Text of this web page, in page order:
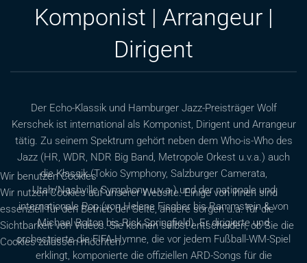
Komponist | Arrangeur |
Dirigent
Der Echo-Klassik und Hamburger Jazz-Preisträger Wolf
Kerschek ist international als Komponist, Dirigent und Arrangeur
tätig. Zu seinem Spektrum gehört neben dem Who-is-Who des
Jazz (HR, WDR, NDR Big Band, Metropole Orkest u.v.a.) auch
die Klassik (Tokio Symphony, Salzburger Camerata,
Utah/Nashville Symphony u.v.a.) und der nationale und
internationale Pop (von Helene Fischer bis Rammstein & von
Michael Bolton bis Rick Springfield). Er dirigierte und
orchestrierte die FIFA-Hymne, die vor jedem Fußball-WM-Spiel
erklingt, komponierte die offiziellen ARD-Songs für die
Wir benutzen Cookies
Wir nutzen Cookies auf unserer Website. Einige von ihnen sind
essenziell für den Betrieb der Seite, andere sorgen u.a. für die
Sichtbarkeit von Videos. Sie können selbst entscheiden, ob Sie die
Cookies zulassen möchten.